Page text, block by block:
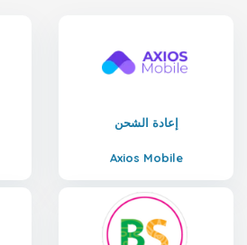
إعادة الشحن
Axios Mobile